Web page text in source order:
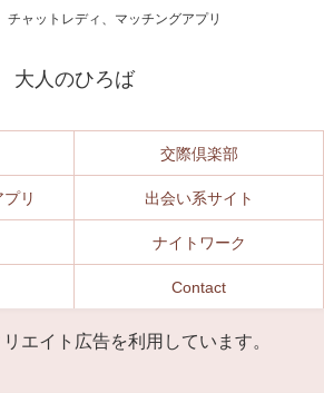
チャットレディ、マッチングアプリ
大人のひろば
交際倶楽部
リ 出会い系サイト
ナイトワーク
Contact
エイト広告を利用しています。